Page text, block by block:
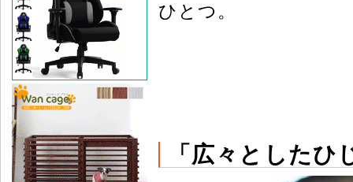
ひとつ。
「広々としたひ